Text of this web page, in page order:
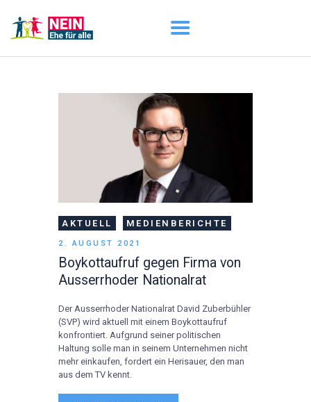
AKTUELL
DARUM GEHT ES
DOWNLOADS
AKTUELL MEDIENBERICHTE
2. AUGUST 2021
Boykottaufruf gegen Firma von
Ausserrhoder Nationalrat
Der Ausserrhoder Nationalrat David Zuberbühler
(SVP) wird aktuell mit einem Boykottaufruf
konfrontiert. Aufgrund seiner politischen
Haltung solle man in seinem Unternehmen nicht
mehr einkaufen, fordert ein Herisauer, den man
aus dem TV kennt.